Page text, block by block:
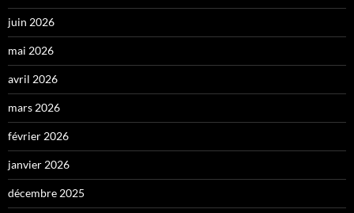
juin 2026
mai 2026
avril 2026
mars 2026
février 2026
janvier 2026
décembre 2025